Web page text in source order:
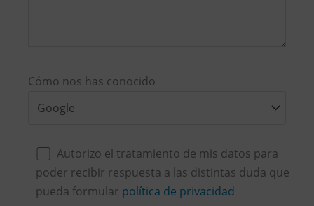
Cómo nos has conocido
Autorizo el tratamiento de mis datos para
poder recibir respuesta a las distintas duda que
pueda formular política de privacidad